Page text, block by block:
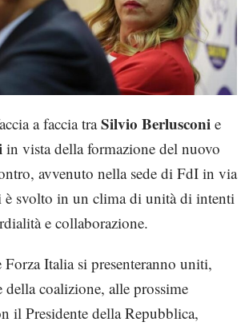
a faccia traSilvio Berlusconi e
in vista della formazione del nuovo
avvenuto nella sede di FdI in via
è svolto in un clima di unità di intenti
e collaborazione.
Forza Italia si presenteranno uniti,
della coalizione, alle prossime
il Presidente della Repubblica,